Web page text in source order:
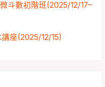
斗數初階班(2025/12/17–
座️(2025/12/15)